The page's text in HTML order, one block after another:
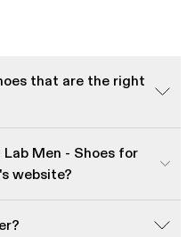
that are the right
Men - Shoes for
website?